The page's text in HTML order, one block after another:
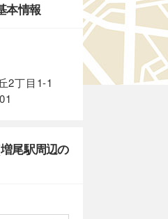
本情報
2丁目1-1
尾駅周辺の